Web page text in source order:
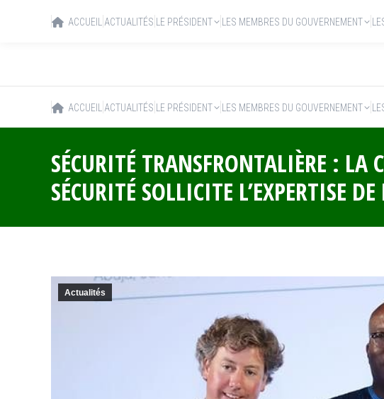
ACCUEIL ACTUALITÉS LE PRÉSIDENT LES MEMBRES DU GOUVERNEMENT
SÉCURITÉ TRANSFRONTALIÈRE : LA
SÉCURITÉ SOLLICITE L’EXPERTISE
Actualités
ACCUEIL ACTUALITÉS LE PRÉSIDENT LES MEMBRES DU GOUVERNEMENT